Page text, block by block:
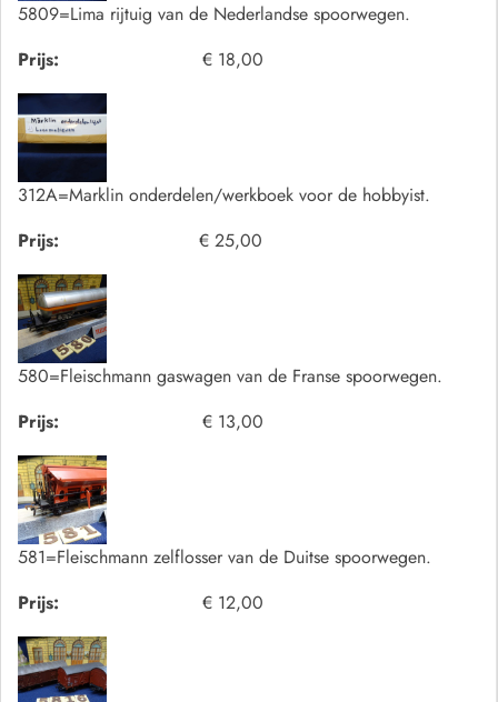
5809=Lima rijtuig van de Nederlandse spoorwegen.
Prijs:
€ 18,00
312A=Marklin onderdelen/werkboek voor de hobbyist.
Prijs:
€ 25,00
580=Fleischmann gaswagen van de Franse spoorwegen.
Prijs:
€ 13,00
581=Fleischmann zelflosser van de Duitse spoorwegen.
Prijs:
€ 12,00